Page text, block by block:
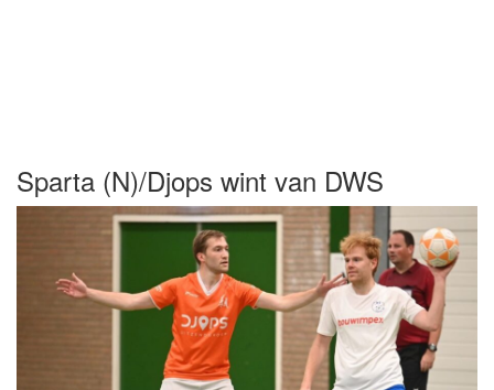
Sparta (N)/Djops wint van DWS